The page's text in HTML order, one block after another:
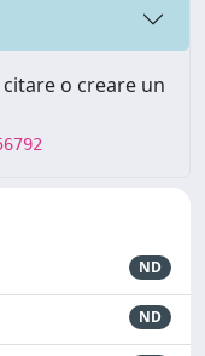
o creare un
ND
ND